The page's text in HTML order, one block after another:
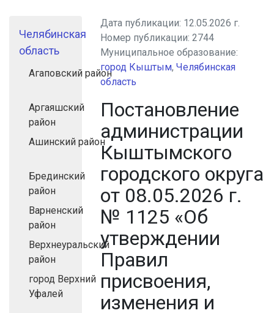
Челябинская
область
Агаповский район
Аргаяшский
район
Ашинский район
Брединский
район
Варненский
район
Верхнеуральский
район
город Верхний
Уфалей
Дата публикации: 12.05.2026 г.
Номер публикации:2744
Муниципальное образование:
город Кыштым,Челябинская
область
Постановление
администрации
Кыштымского
городского округа
от 08.05.2026 г.
№ 1125 «Об
утверждении
Правил
присвоения,
изменения и